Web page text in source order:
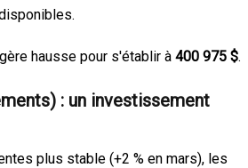
hausse pour s'établir à 400 975 $.
: un investissement
plus stable (+2 % en mars), les